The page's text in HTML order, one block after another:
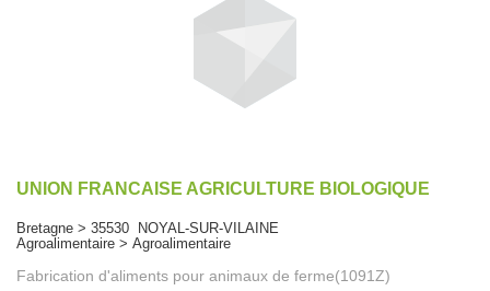
UNION FRANCAISE AGRICULTURE BIOLOGIQUE
Bretagne > 35530 NOYAL-SUR-VILAINE
Agroalimentaire > Agroalimentaire
Fabrication d'aliments pour animaux de ferme(1091Z)